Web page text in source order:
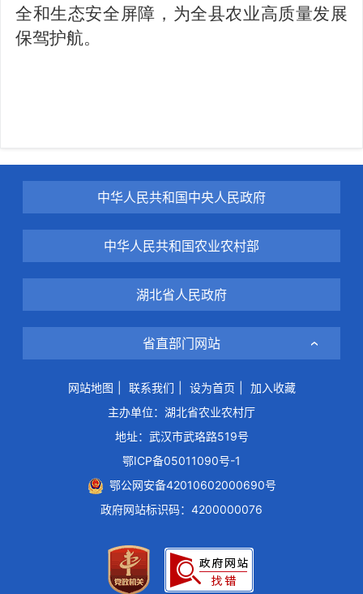
全和生态安全屏障，为全县农业高质量发展
保驾护航。
中华人民共和国中央人民政府
中华人民共和国农业农村部
湖北省人民政府
省直部门网站
网站地图 联系我们 设为首页
加入收藏
主办单位：湖北省农业农村厅
地址：武汉市武珞路519号
鄂ICP备05011090号-1
鄂公网安备42010602000690号
政府网站标识码：4200000076